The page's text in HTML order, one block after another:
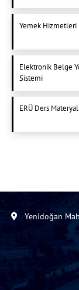
Yemek Hizmetleri
Elektronik Belge
Sistemi
ERÜ Ders
Yenidoğan